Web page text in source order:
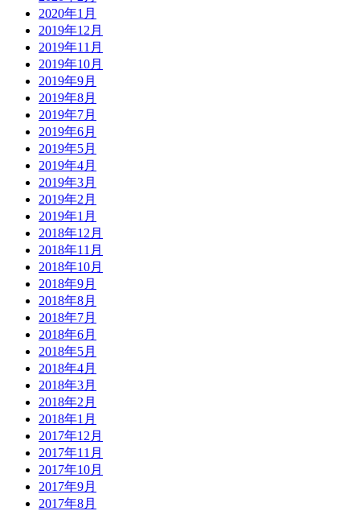
2020年1月
2019年12月
2019年11月
2019年10月
2019年9月
2019年8月
2019年7月
2019年6月
2019年5月
2019年4月
2019年3月
2019年2月
2019年1月
2018年12月
2018年11月
2018年10月
2018年9月
2018年8月
2018年7月
2018年6月
2018年5月
2018年4月
2018年3月
2018年2月
2018年1月
2017年12月
2017年11月
2017年10月
2017年9月
2017年8月